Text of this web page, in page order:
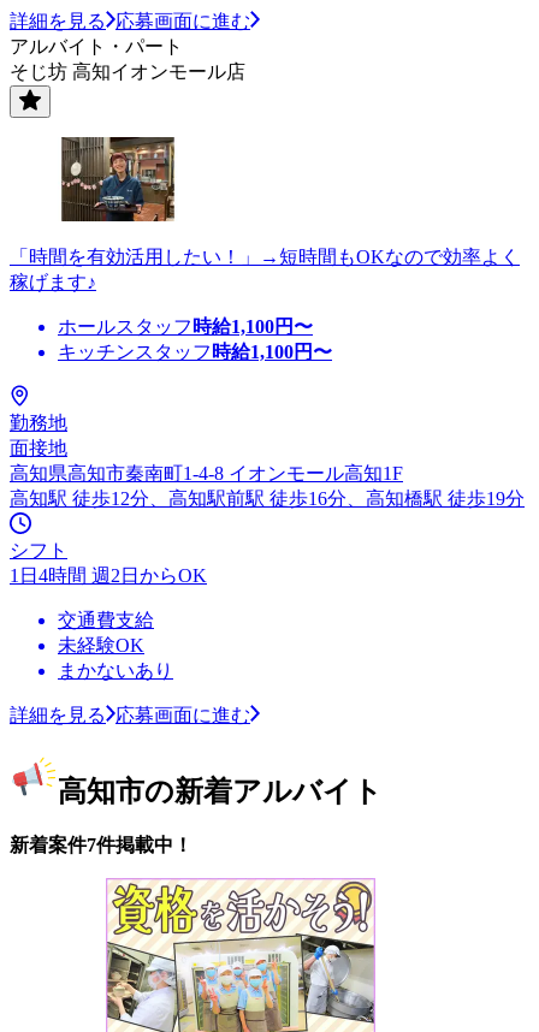
詳細を見る
応募画面に進む
アルバイト・パート
そじ坊 高知イオンモール店
「時間を有効活用したい！」→短時間もOKなので効率よく
稼げます♪
ホールスタッフ 時給1,100円〜
キッチンスタッフ 時給1,100円〜
勤務地
面接地
高知県高知市秦南町1-4-8 イオンモール高知1F
高知駅 徒歩12分、高知駅前駅 徒歩16分、高知橋駅 徒歩19分
シフト
1日4時間 週2日からOK
交通費支給
未経験OK
まかないあり
詳細を見る 応募画面に進む
高知市の新着アルバイト
新着案件7件掲載中！